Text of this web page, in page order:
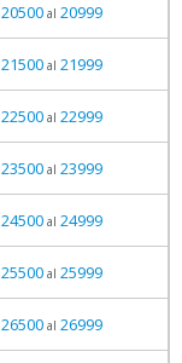
20500al 20999
21500al 21999
22500al 22999
23500al 23999
24500al 24999
25500al 25999
26500al 26999